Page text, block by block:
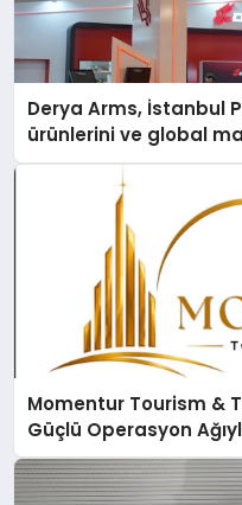
Derya Arms, İstanbul
ürünlerini ve global
Momentur Tourism &
Güçlü Operasyon